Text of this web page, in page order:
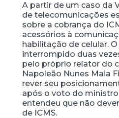
A partir de um caso da
de telecomunicações
sobre a cobrança do
acessórios à
habilitação de celular.
interrompido duas
pelo próprio relator do
Napoleão Nunes Maia
rever seu
após o voto do ministro
entendeu que não
de ICMS.